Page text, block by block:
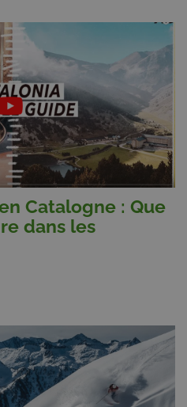
Catalogne : Que
dans les